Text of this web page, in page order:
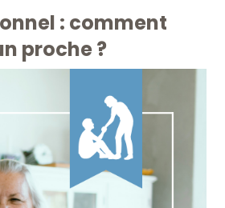
: comment
proche ?